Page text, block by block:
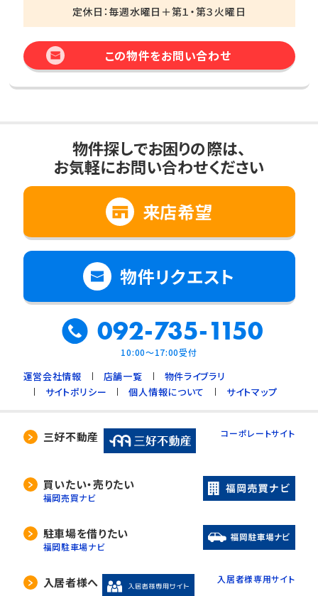
定休日：毎週水曜日＋第１・第３火曜日
この物件をお問い合わせ
物件探しでお困りの際は、
お気軽にお問い合わせください
来店希望
物件リクエスト
092-735-1150
10:00～17:00受付
運営会社情報 店舗一覧
物件ライブラリ
サイトポリシー
個人情報について サイトマップ
三好不動産 コーポレートサイト
買いたい・売りたい
福岡売買ナビ
駐車場を借りたい
福岡駐車場ナビ
入居者様へ 入居者様専用サイト